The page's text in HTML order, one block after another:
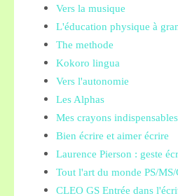
Vers la musique
L'éducation physique à
The methode
Kokoro lingua
Vers l'autonomie
Les Alphas
Mes crayons indispensables
Bien écrire et aimer écrire
Laurence Pierson : geste
Tout l'art du monde PS/
CLEO GS Entrée dans